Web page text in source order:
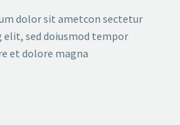
dolor sit ametcon sectetur
elit, sed doiusmod tempor
et dolore magna